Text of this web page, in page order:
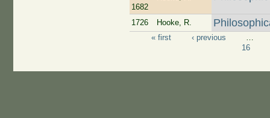
1682
1726 Hooke, R.
« first ‹ previous
16